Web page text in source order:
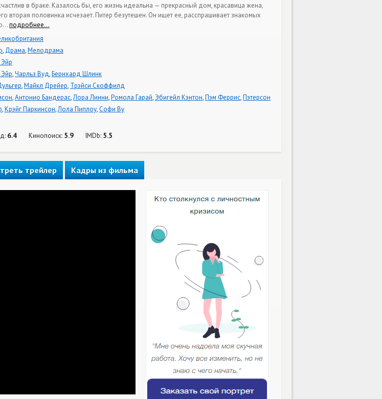
в браке. Казалось бы, его жизнь идеальна — прекрасный дом, красавица жена,
вторая половинка исчезает. Питер безутешен. Он ищет ее, расспрашивает знакомых
…подробнее…
, Драма,Мелодрама
,Чарльз Вуд,Бернхард Шлинк
,Майкл Дрейер, Трэйси Скоффилд
,Антонио Бандерас,Лора Линни,Ромола Гарай,Эбигейл Кэнтон,Пэм Феррис,Пэтерсон
,Крэйг Паркинсон,Лола Пиплоу,Софи Ву
6.4 Кинопоиск: 5.9 IMDb: 5.5
трейлер Кадры из фильма